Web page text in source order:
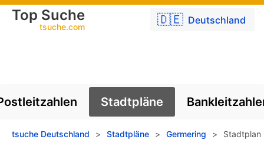
🇩🇪 Deutschland
Top Suche
tsuche.com
Stadtpläne
tsuche Deutschland > Stadtpläne > Germering > Stadtplan